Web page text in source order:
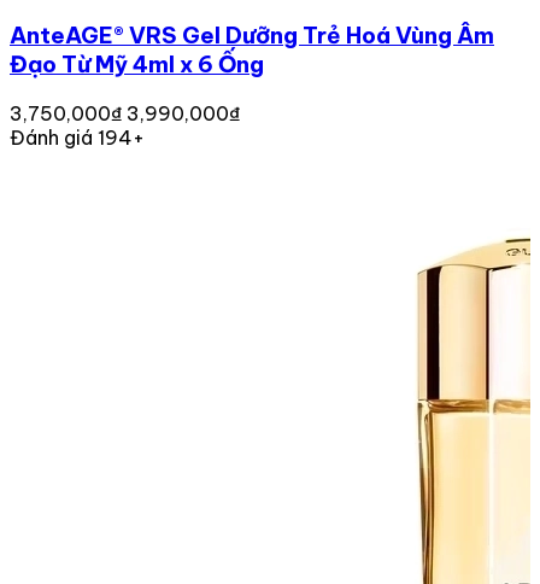
AnteAGE® VRS Gel Dưỡng Trẻ Hoá Vùng Âm
Đạo Từ Mỹ 4ml x 6 Ống
3,750,000₫ 3,990,000₫
Đánh giá 194+